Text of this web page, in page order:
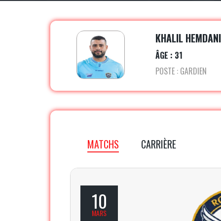
KHALIL HEMDANI
ÂGE : 31
POSTE : GARDIEN
MATCHS CARRIÈRE
10
MARS